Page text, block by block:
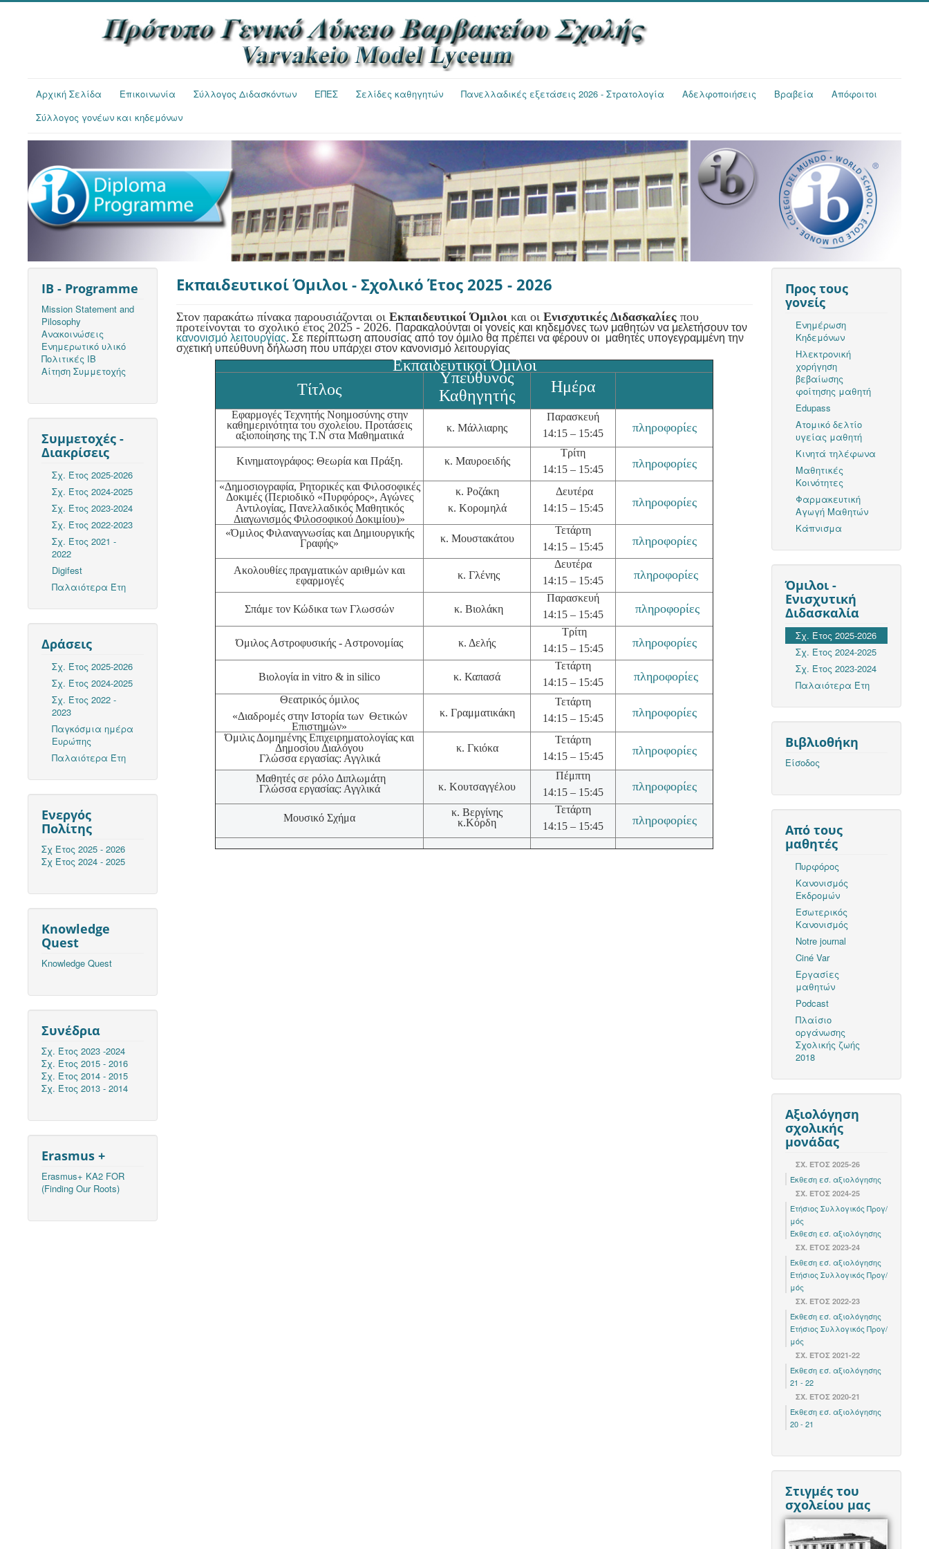
Αρχική Σελίδα Επικοινωνία Σύλλογος Διδασκόντων ΕΠΕΣ Σελίδες καθηγητών Πανελλαδικές εξετάσεις 2026 - Στρατολογία Αδελφοποιήσεις Βραβεία
Απόφοιτοι
Σύλλογος γονέων και κηδεμόνων
IB - Programme
Mission Statement and
Pilosophy
Ανακοινώσεις
Ενημερωτικό υλικό
Πολιτικές ΙΒ
Αίτηση Συμμετοχής
Συμμετοχές -
Διακρίσεις
Σχ. Έτος 2025-2026
Σχ. Έτος 2024-2025
Σχ. Έτος 2023-2024
Σχ. Έτος 2022-2023
Σχ. Έτος 2021 -
2022
Digifest
Παλαιότερα Έτη
Δράσεις
Σχ. Έτος 2025-2026
Σχ. Έτος 2024-2025
Σχ. Έτος 2022 -
2023
Παγκόσμια ημέρα
Ευρώπης
Παλαιότερα Έτη
Ενεργός
Πολίτης
Σχ Έτος 2025 - 2026
Σχ Έτος 2024 - 2025
Knowledge
Quest
Knowledge Quest
Συνέδρια
Σχ. Έτος 2023 -2024
Σχ. Έτος 2015 - 2016
Σχ. Έτος 2014 - 2015
Σχ. Έτος 2013 - 2014
Erasmus +
Erasmus+ KA2 FOR
(Finding Our Roots)
Εκπαιδευτικοί Όμιλοι - Σχολικό Έτος 2025 - 2026
Στον παρακάτω πίνακα παρουσιάζονται οιΕκπαιδευτικοί Όμιλοι και οιΕνισχυτικές Διδασκαλίες που
προτείνονται το σχολικό έτος 2025 - 2026. Παρακαλούνται οι γονείς και κηδεμόνες των μαθητών να μελετήσουν τον
κανονισμό λειτουργίας. Σε περίπτωση απουσίας από τον όμιλο θα πρέπει να φέρουν οι μαθητές υπογεγραμμένη την
σχετική υπεύθυνη δήλωση που υπάρχει στον κανονισμό λειτουργίας
Εκπαιδευτικοί Όμιλοι
Τίτλος
Υπεύθυνος
Καθηγητής
Ημέρα
Εφαρμογές Τεχνητής Νοημοσύνης στην
καθημερινότητα του σχολείου. Προτάσεις
αξιοποίησης της Τ.Ν στα Μαθηματικά
κ. Μάλλιαρης
Παρασκευή
14:15 – 15:45
πληροφορίες
Κινηματογράφος: Θεωρία και Πράξη. κ. Μαυροειδής
Τρίτη
14:15 – 15:45
πληροφορίες
«Δημοσιογραφία, Ρητορικές και Φιλοσοφικές
Δοκιμές (Περιοδικό «Πυρφόρος», Αγώνες
Αντιλογίας, Πανελλαδικός Μαθητικός
Διαγωνισμός Φιλοσοφικού Δοκιμίου)»
κ. Ροζάκη
κ. Κορομηλά
Δευτέρα
14:15 – 15:45
πληροφορίες
«Όμιλος Φιλαναγνωσίας και Δημιουργικής
Γραφής»
κ. Μουστακάτου
Τετάρτη
14:15 – 15:45
πληροφορίες
Ακολουθίες πραγματικών αριθμών και
εφαρμογές
κ. Γλένης
Δευτέρα
14:15 – 15:45
πληροφορίες
Σπάμε τον Κώδικα των Γλωσσών κ. Βιολάκη
Παρασκευή
14:15 – 15:45
πληροφορίες
Όμιλος Αστροφυσικής - Αστρονομίας κ. Δελής
Τρίτη
14:15 – 15:45
πληροφορίες
Βιολογία in vitro & in silico κ. Καπασά
Τετάρτη
14:15 – 15:45
πληροφορίες
Θεατρικός όμιλος
«Διαδρομές στην Ιστορία των Θετικών
Επιστημών»
κ. Γραμματικάκη
Τετάρτη
14:15 – 15:45
πληροφορίες
Όμιλις Δομημένης Επιχειρηματολογίας και
Δημοσίου Διαλόγου
Γλώσσα εργασίας: Αγγλικά
κ. Γκιόκα
Τετάρτη
14:15 – 15:45
πληροφορίες
Μαθητές σε ρόλο Διπλωμάτη
Γλώσσα εργασίας: Αγγλικά
κ. Κουτσαγγέλου
Πέμπτη
14:15 – 15:45
πληροφορίες
Μουσικό Σχήμα
κ. Βεργίνης
κ.Κόρδη
Τετάρτη
14:15 – 15:45
πληροφορίες
Προς τους
γονείς
Ενημέρωση
Κηδεμόνων
Ηλεκτρονική
χορήγηση
βεβαίωσης
φοίτησης μαθητή
Edupass
Ατομικό δελτίο
υγείας μαθητή
Κινητά τηλέφωνα
Μαθητικές
Κοινότητες
Φαρμακευτική
Αγωγή Μαθητών
Κάπνισμα
Όμιλοι -
Ενισχυτική
Διδασκαλία
Σχ. Έτος 2025-2026
Σχ. Έτος 2024-2025
Σχ. Έτος 2023-2024
Παλαιότερα Έτη
Βιβλιοθήκη
Είσοδος
Από τους
μαθητές
Πυρφόρος
Κανονισμός
Εκδρομών
Εσωτερικός
Κανονισμός
Notre journal
Ciné Var
Εργασίες
μαθητών
Podcast
Πλαίσιο
οργάνωσης
Σχολικής ζωής
2018
Αξιολόγηση
σχολικής
μονάδας
ΣΧ. ΕΤΟΣ 2025-26
Έκθεση εσ. αξιολόγησης
ΣΧ. ΕΤΟΣ 2024-25
Ετήσιος Συλλογικός Προγ/
μός
Έκθεση εσ. αξιολόγησης
ΣΧ. ΈΤΟΣ 2023-24
Έκθεση εσ. αξιολόγησης
Ετήσιος Συλλογικός Προγ/
μός
ΣΧ. ΈΤΟΣ 2022-23
Έκθεση εσ. αξιολόγησης
Ετήσιος Συλλογικός Προγ/
μός
ΣΧ. ΕΤΟΣ 2021-22
Έκθεση εσ. αξιολόγησης
21 - 22
ΣΧ. ΕΤΟΣ 2020-21
Έκθεση εσ. αξιολόγησης
20 - 21
Στιγμές του
σχολείου μας